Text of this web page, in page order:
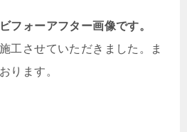
フォーアフター画像です。
工させていただきました。ま
ります。